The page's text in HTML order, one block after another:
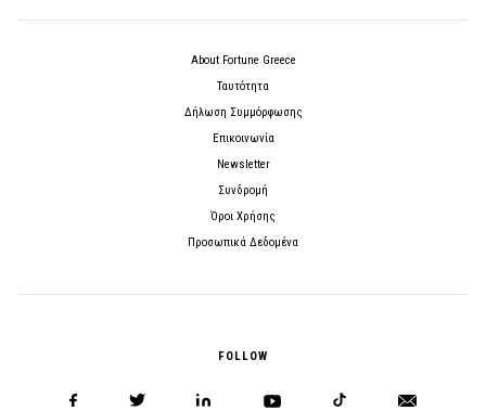
About Fortune Greece
Ταυτότητα
Δήλωση Συμμόρφωσης
Επικοινωνία
Newsletter
Συνδρομή
Όροι Χρήσης
Προσωπικά Δεδομένα
FOLLOW